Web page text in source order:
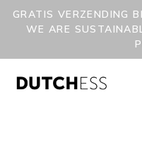
GRATIS VERZENDING
WE ARE